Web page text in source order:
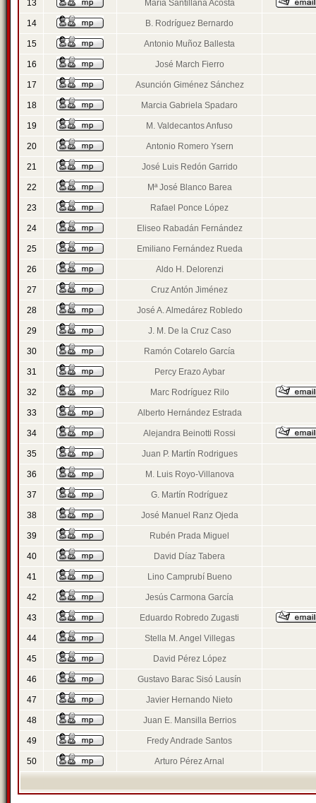
13 María Santillana Acosta
14 B. Rodríguez Bernardo
15 Antonio Muñoz Ballesta
16 José March Fierro
17 Asunción Giménez Sánchez
18 Marcia Gabriela Spadaro
19 M. Valdecantos Anfuso
20 Antonio Romero Ysern
21 José Luis Redón Garrido
22 Mª José Blanco Barea
23 Rafael Ponce López
24 Eliseo Rabadán Fernández
25 Emiliano Fernández Rueda
26 Aldo H. Delorenzi
27 Cruz Antón Jiménez
28 José A. Almedárez Robledo
29 J. M. De la Cruz Caso
30 Ramón Cotarelo García
31 Percy Erazo Aybar
32 Marc Rodríguez Rilo
33 Alberto Hernández Estrada
34 Alejandra Beinotti Rossi
35 Juan P. Martín Rodrigues
36 M. Luis Royo-Villanova
37 G. Martín Rodríguez
38 José Manuel Ranz Ojeda
39 Rubén Prada Miguel
40 David Díaz Tabera
41 Lino Camprubí Bueno
42 Jesús Carmona García
43 Eduardo Robredo Zugasti
44 Stella M. Angel Villegas
45 David Pérez López
46 Gustavo Barac Sisó Lausín
47 Javier Hernando Nieto
48 Juan E. Mansilla Berrios
49 Fredy Andrade Santos
50 Arturo Pérez Arnal